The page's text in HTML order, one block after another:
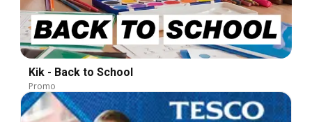
Kik - Back to School
Promo